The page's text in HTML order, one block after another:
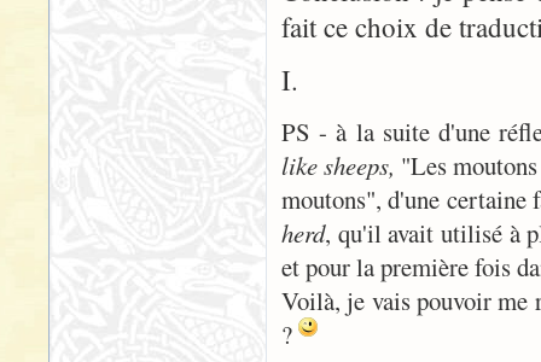
fait ce choix de
I.
PS - à la suite d'une
like sheeps, "Les
moutons", d'une certaine
herd, qu'il avait utilisé à
et pour la première fois
Voilà, je vais pouvoir me
?